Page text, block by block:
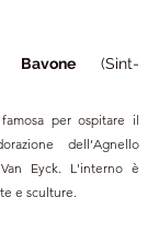
(Sint-
per ospitare il
dell’Agnello
Eyck. L'interno è
e sculture.